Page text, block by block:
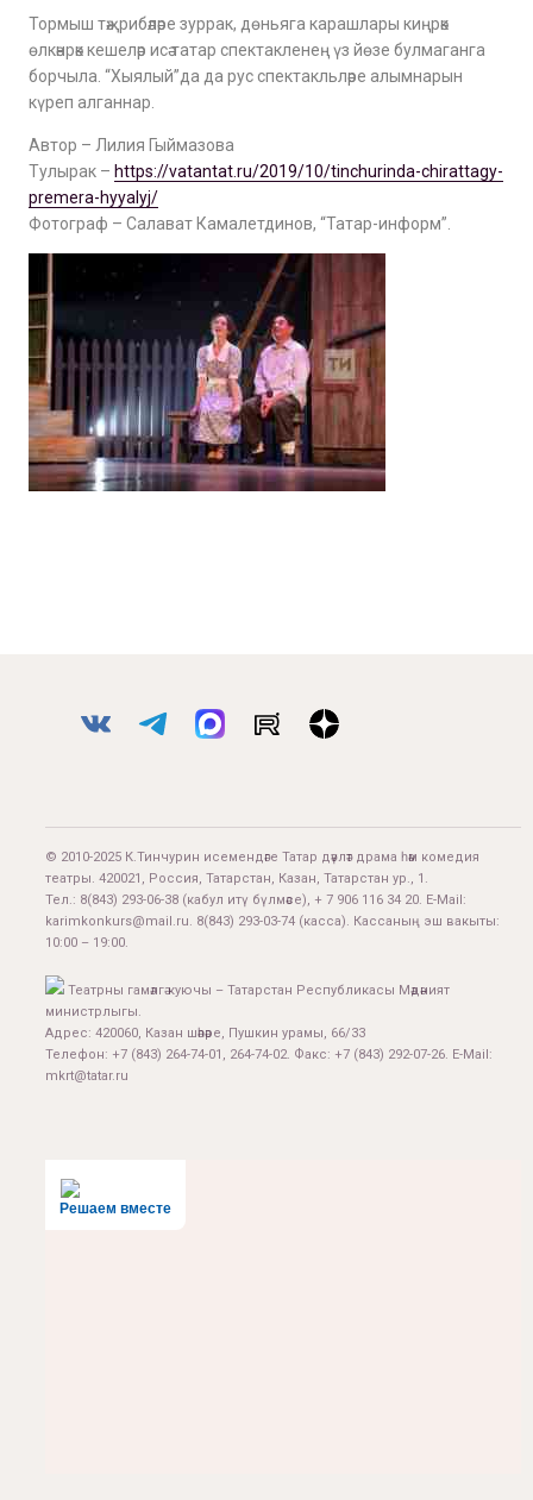
Тормыш тәҗрибәләре зуррак, дөньяга карашлары киңрәк
өлкәнрәк кешеләр исә татар спектакленең үз йөзе булмаганга
борчыла. “Хыялый”да да рус спектакльләре алымнарын
күреп алганнар.
Автор – Лилия Гыймазова
Тулырак – https://vatantat.ru/2019/10/tinchurinda-chirattagy-
premera-hyyalyj/
Фотограф – Салават Камалетдинов, “Татар-информ”.
© 2010-2025 К.Тинчурин исемендәге Татар дәүләт драма һәм комедия
театры. 420021, Россия, Татарстан, Казан, Татарстан ур., 1.
Тел.: 8(843) 293-06-38 (кабул итү бүлмәсе), + 7 906 116 34 20. E-Mail:
karimkonkurs@mail.ru. 8(843) 293-03-74 (касса). Кассаның эш вакыты:
10:00 – 19:00.
Театрны гамәлгә куючы – Татарстан Республикасы Мәдәният
министрлыгы.
Адрес: 420060, Казан шәһәре, Пушкин урамы, 66/33
Телефон: +7 (843) 264-74-01, 264-74-02. Факс: +7 (843) 292-07-26. E-Mail:
mkrt@tatar.ru
Решаем вместе